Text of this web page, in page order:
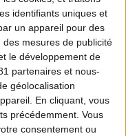
identifiants uniques et
un appareil pour des
mesures de publicité
le développement de
partenaires et nous-
géolocalisation
En cliquant, vous
précédemment. Vous
consentement ou